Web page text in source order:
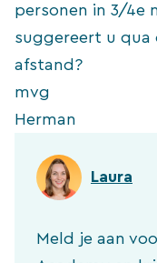
personen in 3/4e
suggereert u qua
afstand?
mvg
Herman
Laura
Meld je aan